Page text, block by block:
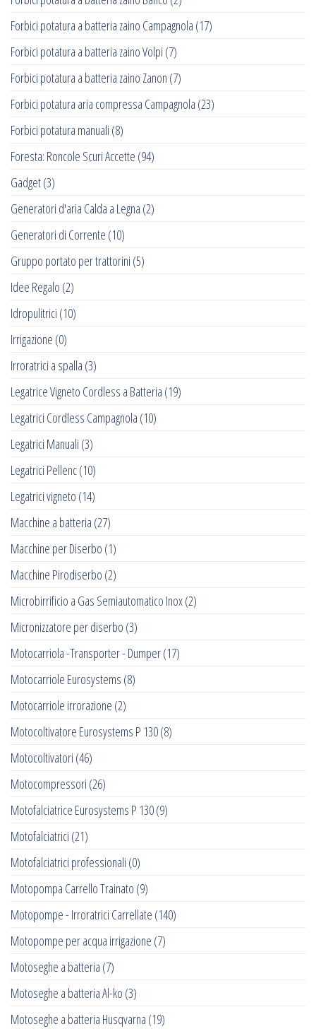
Forbici potatura a batteria zaino Campagnola (17)
Forbici potatura a batteria zaino Volpi (7)
Forbici potatura a batteria zaino Zanon (7)
Forbici potatura aria compressa Campagnola (23)
Forbici potatura manuali (8)
Foresta: Roncole Scuri Accette (94)
Gadget(3)
Generatori d'aria Calda a Legna (2)
Generatori di Corrente (10)
Gruppo portato per trattorini (5)
Idee Regalo (2)
Idropulitrici (10)
Irrigazione (0)
Irroratrici a spalla (3)
Legatrice Vigneto Cordless a Batteria (19)
Legatrici Cordless Campagnola (10)
Legatrici Manuali (3)
Legatrici Pellenc(10)
Legatrici vigneto (14)
Macchine a batteria (27)
Macchine per Diserbo (1)
Macchine Pirodiserbo (2)
Microbirrificio a Gas Semiautomatico Inox(2)
Micronizzatore per diserbo (3)
Motocarriola -Transporter - Dumper(17)
Motocarriole Eurosystems (8)
Motocarriole irrorazione (2)
Motocoltivatore Eurosystems P 130(8)
Motocoltivatori (46)
Motocompressori (26)
Motofalciatrice Eurosystems P 130(9)
Motofalciatrici (21)
Motofalciatrici professionali (0)
Motopompa Carrello Trainato (9)
Motopompe - Irroratrici Carrellate (140)
Motopompe per acqua irrigazione (7)
Motoseghe a batteria (7)
Motoseghe a batteria Al-ko (3)
Motoseghe a batteria Husqvarna (19)